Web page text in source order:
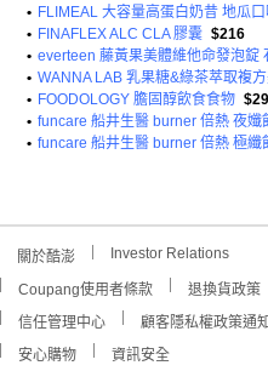
• FLIMEAL 大容量高蛋白奶昔 地瓜
• FINAFLEX ALC CLA 膠囊 $216
• everteen 藤黃果美體維他命發泡錠
• WANNA LAB 乳果糖&綠茶萃取複
• FOODOLOGY 膽固醇飲食食物
• funcare 船井生醫 burner 倍熱 夜孅
• funcare 船井生醫 burner 倍熱 極纖
關於酷澎 Investor Relations
Coupang使用者條款
退換貨政策
信任管理中心
顧客隱私權政策通知
安心購物
資訊安全